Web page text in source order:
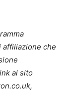
affiliazione che
al sito